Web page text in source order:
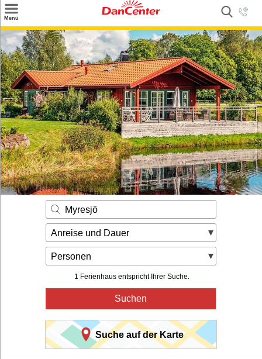
Menü
Suchen
Urlaubsziele
Weitere Urlaubsziele
Angebote
Inspiration
Kontakt
Gut zu wissen
Login
Myresjö
Anreise und Dauer
Personen
1 Ferienhaus entspricht Ihrer Suche.
Suchen
Suche auf der Karte